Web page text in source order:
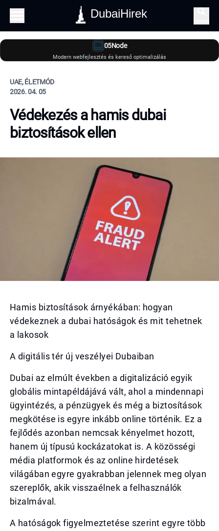
DubaiHirek
05Node
Modern webfejlesztés és kereső optimalizálás
UAE, ÉLETMÓD
2026. 04. 05
Védekezés a hamis dubai
biztosítások ellen
Hamis biztosítások árnyékában: hogyan
védekeznek a dubai hatóságok és mit tehetnek
a lakosok
A digitális tér új veszélyei Dubaiban
Dubai az elmúlt években a digitalizáció egyik
globális mintapéldájává vált, ahol a mindennapi
ügyintézés, a pénzügyek és még a biztosítások
megkötése is egyre inkább online történik. Ez a
fejlődés azonban nemcsak kényelmet hozott,
hanem új típusú kockázatokat is. A közösségi
média platformok és az online hirdetések
világában egyre gyakrabban jelennek meg olyan
szereplők, akik visszaélnek a felhasználók
bizalmával.
A hatóságok figyelmeztetése szerint egyre több